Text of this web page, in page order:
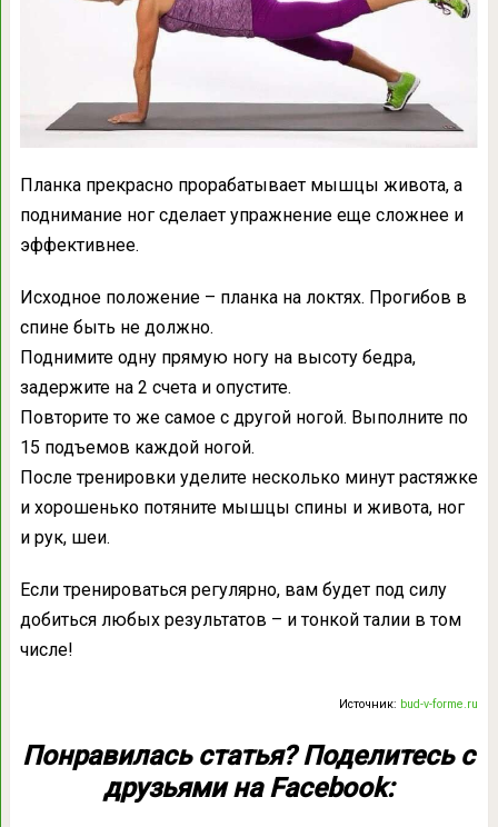
Планка прекрасно прорабатывает мышцы живота, а
поднимание ног сделает упражнение еще сложнее и
эффективнее.
Исходное положение – планка на локтях. Прогибов в
спине быть не должно.
Поднимите одну прямую ногу на высоту бедра,
задержите на 2 счета и опустите.
Повторите то же самое с другой ногой. Выполните по
15 подъемов каждой ногой.
После тренировки уделите несколько минут растяжке
и хорошенько потяните мышцы спины и живота, ног
и рук, шеи.
Если тренироваться регулярно, вам будет под силу
добиться любых результатов – и тонкой талии в том
числе!
Источник: bud-v-forme.ru
Понравилась статья? Поделитесь с
друзьями на Facebook: